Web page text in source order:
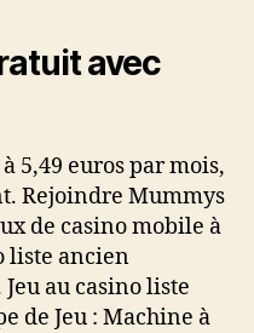
avec
5,49 euros par mois,
Rejoindre Mummys
de casino mobile à
liste ancien
au casino liste
de Jeu : Machine à